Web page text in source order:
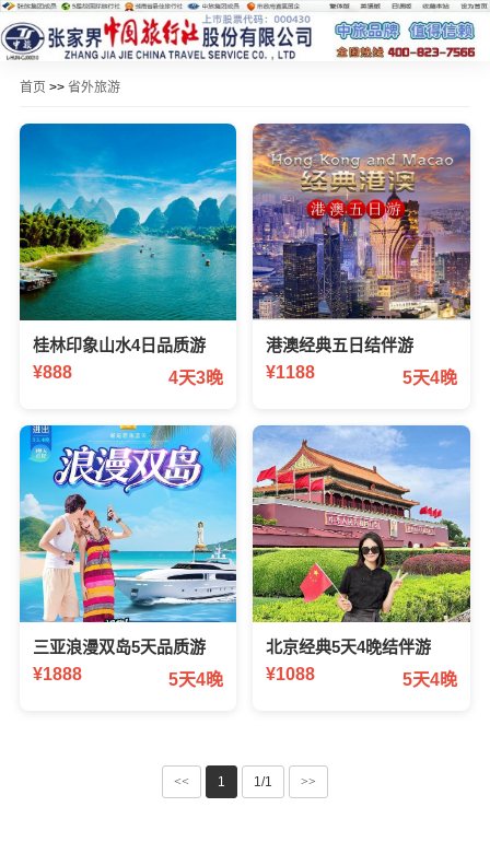
首页 >> 省外旅游
桂林印象山水4日品质游
¥888
4天3晚
港澳经典五日结伴游
¥1188
5天4晚
三亚浪漫双岛5天品质游
¥1888
5天4晚
北京经典5天4晚结伴游
¥1088
5天4晚
<< 1 1/1 >>